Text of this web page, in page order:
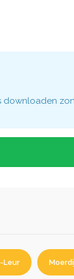
downloaden
Leur